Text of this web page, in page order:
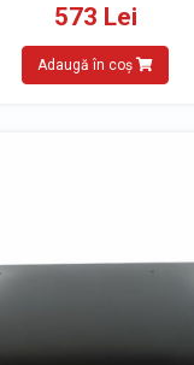
573 Lei
Adaugă în coș